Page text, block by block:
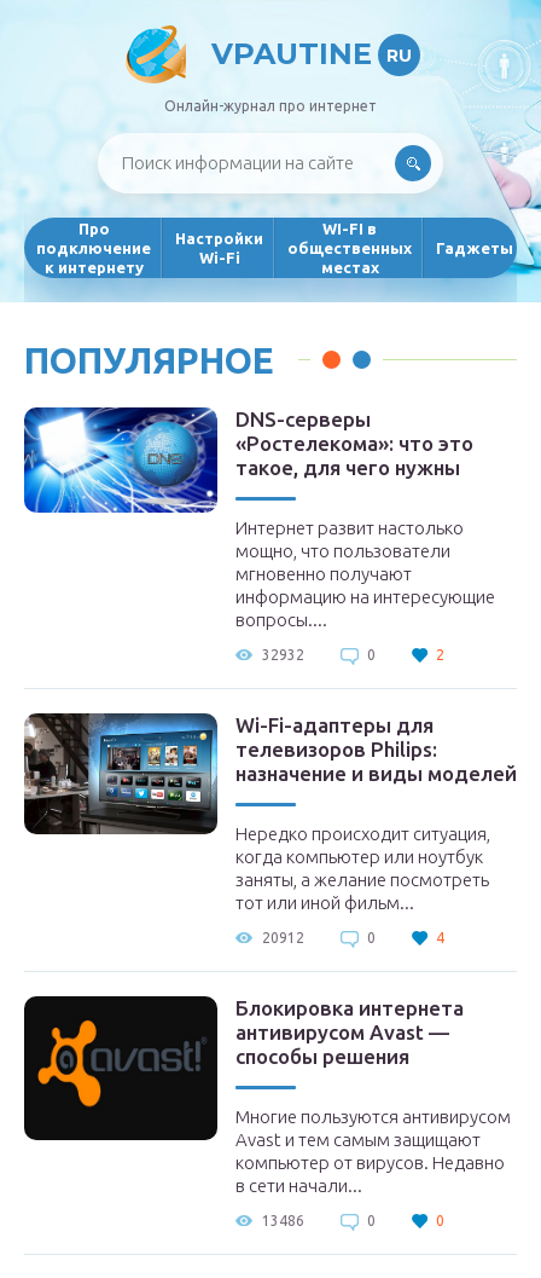
VPAUTINE RU
Онлайн-журнал про интернет
Про
подключение
к интернету
Настройки
Wi-Fi
WI-FI в
общественных
местах
Гаджеты
ПОПУЛЯРНОЕ
DNS-серверы
«Ростелекома»: что это
такое, для чего нужны
Интернет развит настолько
мощно, что пользователи
мгновенно получают
информацию на интересующие
вопросы....
32932 0 2
Wi-Fi-адаптеры для
телевизоров Philips:
назначение и виды моделей
Нередко происходит ситуация,
когда компьютер или ноутбук
заняты, а желание посмотреть
тот или иной фильм...
20912 0 4
Блокировка интернета
антивирусом Avast —
способы решения
Многие пользуются антивирусом
Avast и тем самым защищают
компьютер от вирусов. Недавно
в сети начали...
13486 0 0